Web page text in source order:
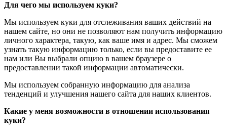
Для чего мы используем куки?
Мы используем куки для отслеживания ваших действий на
нашем сайте, но они не позволяют нам получить информацию
личного характера, такую, как ваше имя и адрес. Мы сможем
узнать такую информацию только, если вы предоставите ее
нам или Вы выбрали опцию в вашем браузере о
предоставлении такой информации автоматически.
Мы используем собранную информацию для анализа
тенденций и улучшения нашего сайта для наших клиентов.
Какие у меня возможности в отношении использования
куки?